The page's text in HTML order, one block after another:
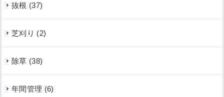
抜根 (37)
芝刈り (2)
除草 (38)
年間管理 (6)